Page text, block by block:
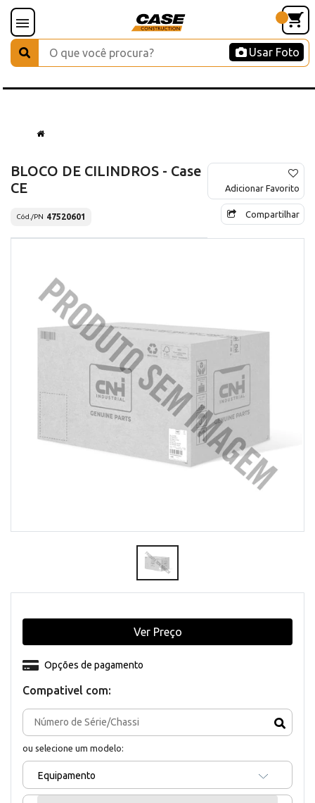
Usar Foto
BLOCO DE CILINDROS - Case
CE
Cód./PN 47520601
Adicionar Favorito
Compartilhar
Compativel com:
ou selecione um modelo:
Equipamento
Opções de pagamento
Ver Preço